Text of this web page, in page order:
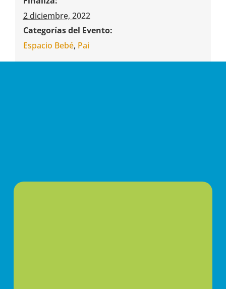
2 diciembre, 2022
Categorías del Evento:
Espacio Bebé, Pai